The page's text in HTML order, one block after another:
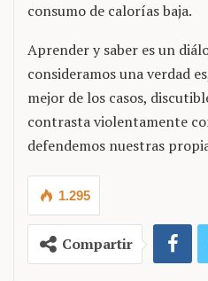
consumo de calorías baja.
Aprender y saber es un
consideramos una verdad
mejor de los casos,
contrasta violentamente
defendemos nuestras
1.295
Compartir